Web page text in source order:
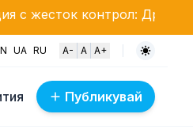
Дронове следят за
UA RU A- A A+
Публикувай